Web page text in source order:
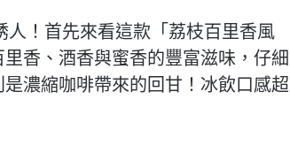
！首先來看這款「荔枝百里香風
香、酒香與蜜香的豐富滋味，仔細
濃縮咖啡帶來的回甘！冰飲口感超